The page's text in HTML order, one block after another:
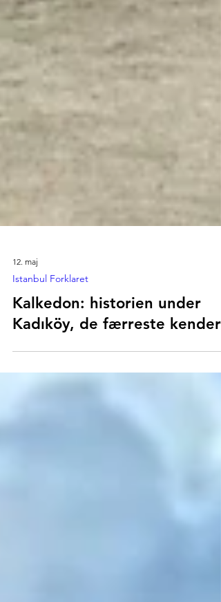
Istanbul Forklaret
Kalkedon: historien under
Kadıköy, de færreste kender